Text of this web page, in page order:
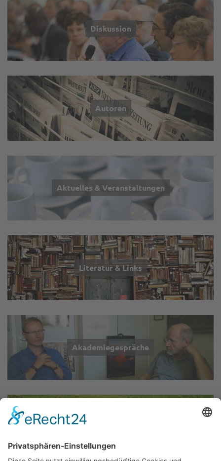
Diskussion
Autoren
Aktuelles & Veranstaltungen
Literatur & Links
Akademiegespräche